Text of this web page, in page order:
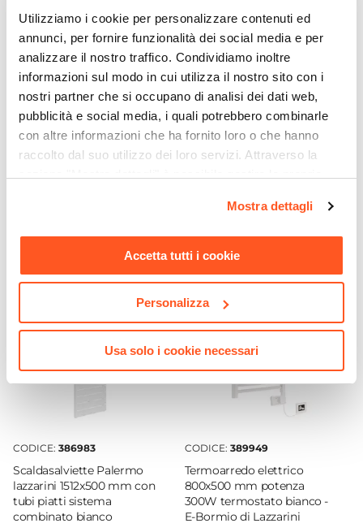
Utilizziamo i cookie per personalizzare contenuti ed
annunci, per fornire funzionalità dei social media e per
analizzare il nostro traffico. Condividiamo inoltre
informazioni sul modo in cui utilizza il nostro sito con i
nostri partner che si occupano di analisi dei dati web,
pubblicità e social media, i quali potrebbero combinarle
con altre informazioni che ha fornito loro o che hanno
raccolto dal suo utilizzo dei loro servizi. Attraverso la
momento. Per maggiori informazioni si invita a leggere la
Mostra dettagli
Accetta tutti i cookie
Personalizza
Usa solo i cookie necessari
CODICE: 382930
Termoarredo 1600x500 mm
bianco dritto attacco
CODICE:382932
Termoarredo 1785x500 mm
potenza 700W bianco -
CODICE: 386983
Scaldasalviette Palermo
lazzarini 1512x500 mm con
tubi piatti sistema
combinato bianco
CODICE: 389949
Termoarredo elettrico
800x500 mm potenza
300W termostato bianco -
E-Bormio di Lazzarini